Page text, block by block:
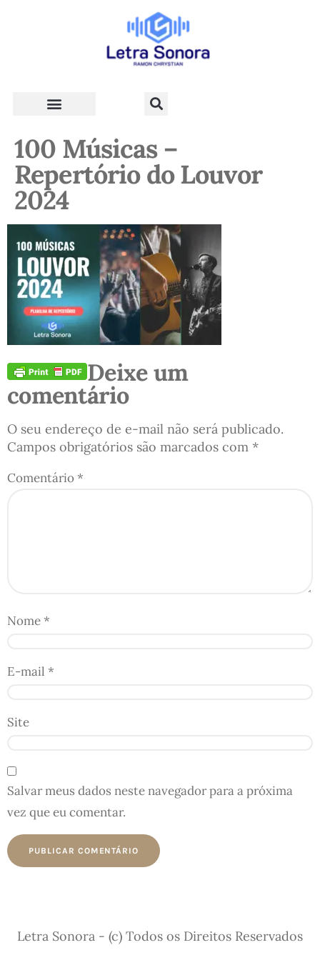
100 Músicas –
Repertório do Louvor
2024
Deixe um
comentário
O seu endereço de e-mail não será publicado.
Campos obrigatórios são marcados com *
Comentário*
Nome*
E-mail *
Site
Salvar meus dados neste navegador para a próxima
vez que eu comentar.
Letra Sonora - (c) Todos os Direitos Reservados